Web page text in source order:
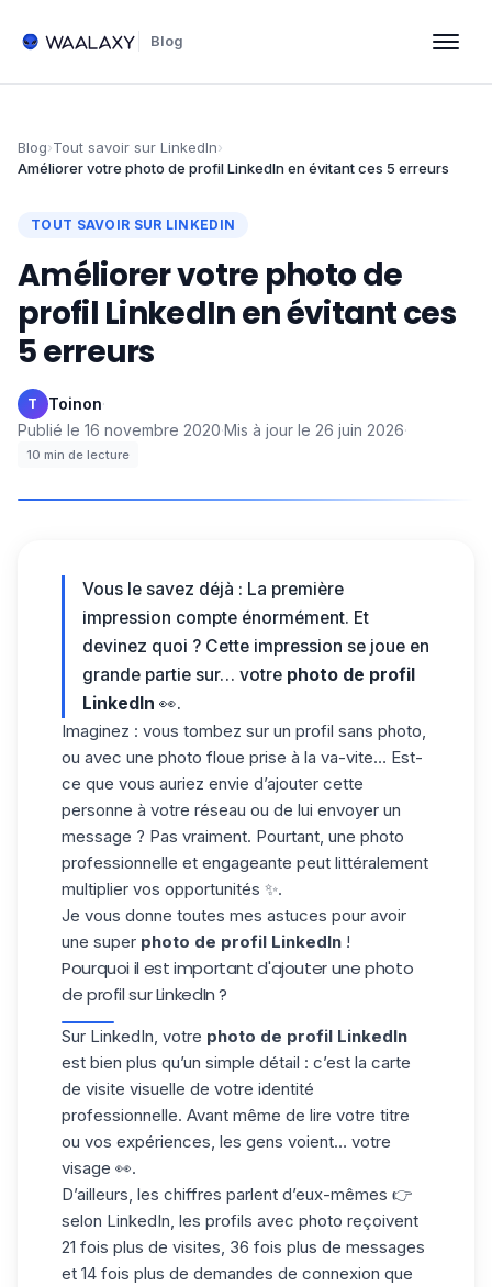
Blog
Blog›Tout savoir sur LinkedIn›
Améliorer votre photo de profil LinkedIn en évitant ces 5 erreurs
TOUT SAVOIR SUR LINKEDIN
Améliorer votre photo de
profil LinkedIn en évitant ces
5 erreurs
T Toinon·
Publié le 16 novembre 2020·Mis à jour le 26 juin 2026·
10 min de lecture
Vous le savez déjà : La première
impression compte énormément. Et
devinez quoi ? Cette impression se joue en
grande partie sur… votre photo de profil
LinkedIn 👀.
Imaginez : vous tombez sur un profil sans photo,
ou avec une photo floue prise à la va-vite… Est-
ce que vous auriez envie d’ajouter cette
personne à votre réseau ou de lui envoyer un
message ? Pas vraiment. Pourtant, une photo
professionnelle et engageante peut littéralement
multiplier vos opportunités ✨.
Je vous donne toutes mes astuces pour avoir
une super photo de profil LinkedIn !
Pourquoi il est important d'ajouter une photo
de profil sur LinkedIn ?
Sur LinkedIn, votre photo de profil LinkedIn
est bien plus qu’un simple détail : c’est la carte
de visite visuelle de votre identité
professionnelle. Avant même de lire votre titre
ou vos expériences, les gens voient… votre
visage 👀.
D’ailleurs, les chiffres parlent d’eux-mêmes 👉
selon LinkedIn, les profils avec photo reçoivent
21 fois plus de visites, 36 fois plus de messages
et 14 fois plus de demandes de connexion que